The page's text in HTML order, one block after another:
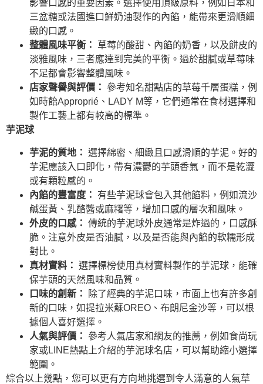
影響口感的重要因素。選擇使用頂級原料，例如日本和
三盆糖或法國進口鮮奶油製作的內餡，能帶來更滑順細
緻的口感。
整體風味平衡：
草莓的酸甜、內餡的奶香，以及餅皮的
淡雅風味，三者應達到完美的平衡。過於甜膩或草莓味
不足都會影響整體風味。
店家聲譽與評價：
參考知名甜點店的草莓千層蛋糕，例
如時飴Approprié、LADY M等，它們通常在食材選擇和
製作工藝上都有較高的標準。
芋泥球
芋泥的質地： 選擇綿密、細緻且口感滑順的芋泥。好的
芋泥應該入口即化，帶有濃鬱的芋頭香氣，而不是乾澀
或有顆粒感的。
內餡的豐富度：
有些芋泥球會包入其他餡料，例如流沙
鹹蛋黃、乳酪醬或麻糬等，增加口感的層次和風味。
外皮的口感： 傳統的芋泥球外皮通常是炸過的，口感酥
脆。注意外皮是否油膩，以及是否能與內餡的軟糯形成
對比。
真材實料： 選擇標榜使用真材實料製作的芋泥球，能確
保芋頭的天然風味和品質。
口味的創新：
除了經典的芋泥口味，市面上也有許多創
新的口味，如提拉米蘇OREO、布朗尼金沙等，可以根
據個人喜好選擇。
人氣與評價：
參考人氣店家和網友的推薦，例如食尚玩
家或LINE熱點上介紹的芋泥球名店，可以幫助縮小選擇
範圍。
綜合以上幾點，您可以更有方向地挑選到令人滿意的人氣草